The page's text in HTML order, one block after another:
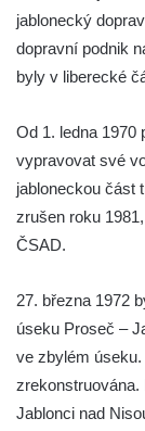
jablonecký
dopravní podnik
byly v liberecké
Od 1. ledna 1970
vypravovat své
jabloneckou část
zrušen roku
ČSAD.
27. března 1972
úseku Proseč –
ve zbylém
Jablonci nad